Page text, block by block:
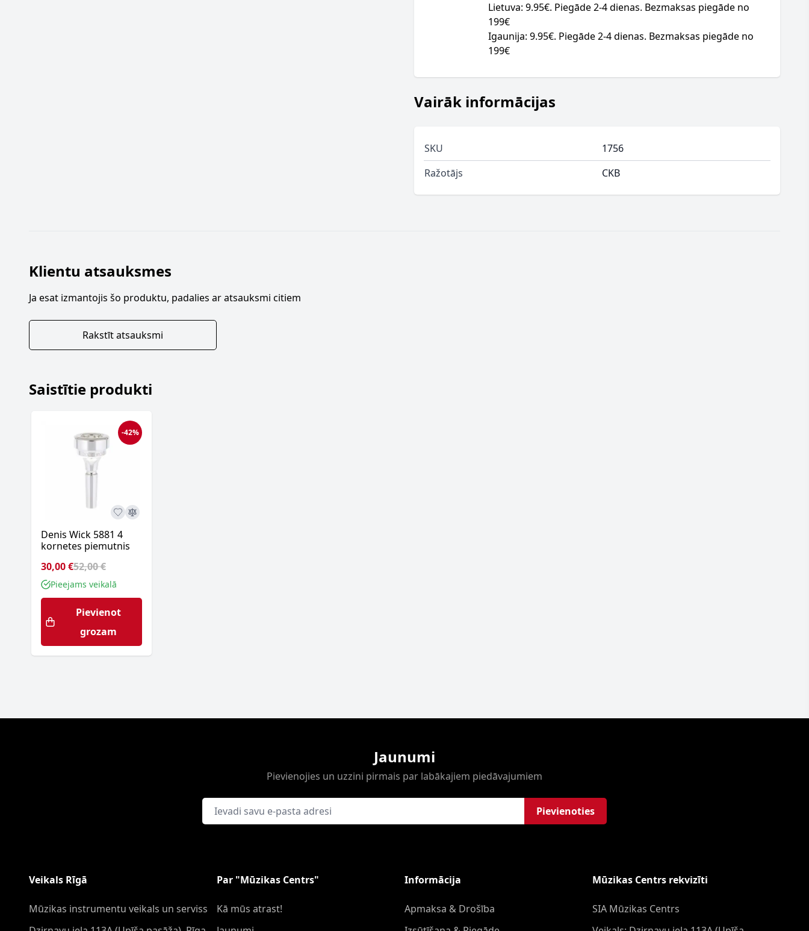
Lietuva: 9.95€. Piegāde 2-4 dienas. Bezmaksas piegāde no
199€
Igaunija: 9.95€. Piegāde 2-4 dienas. Bezmaksas piegāde no
199€
Vairāk informācijas
SKU
1756
Ražotājs
CKB
Klientu atsauksmes
Ja esat izmantojis šo produktu, padalies ar atsauksmi citiem
Rakstīt atsauksmi
Saistītie produkti
-42%
Denis Wick 5881 4
kornetes piemutnis
30,00 €52,00 €
Pieejams veikalā
Pievienot
grozam
Jaunumi
Pievienojies un uzzini pirmais par labākajiem piedāvajumiem
E-pasta adrese Pievienoties
Veikals Rīgā
Mūzikas instrumentu veikals un serviss
Par "Mūzikas Centrs"
Kā mūs atrast!
Informācija
Apmaksa & Drošība
Mūzikas Centrs rekvizīti
SIA Mūzikas Centrs